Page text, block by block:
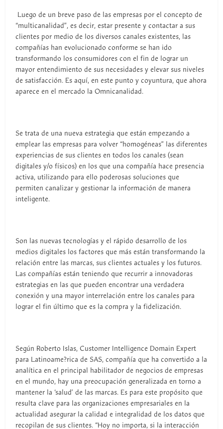
Luego de un breve paso de las empresas por el concepto de
“multicanalidad”, es decir, estar presente y contactar a sus
clientes por medio de los diversos canales existentes, las
compañías han evolucionado conforme se han ido
transformando los consumidores con el fin de lograr un
mayor entendimiento de sus necesidades y elevar sus niveles
de satisfacción. Es aquí, en este punto y coyuntura, que ahora
aparece en el mercado la Omnicanalidad.
Se trata de una nueva estrategia que están empezando a
emplear las empresas para volver “homogéneas” las diferentes
experiencias de sus clientes en todos los canales (sean
digitales y/o físicos) en los que una compañía hace presencia
activa, utilizando para ello poderosas soluciones que
permiten canalizar y gestionar la información de manera
inteligente.
Son las nuevas tecnologías y el rápido desarrollo de los
medios digitales los factores que más están transformando la
relación entre las marcas, sus clientes actuales y los futuros.
Las compañías están teniendo que recurrir a innovadoras
estrategias en las que pueden encontrar una verdadera
conexión y una mayor interrelación entre los canales para
lograr el fin último que es la compra y la fidelización.
Según Roberto Islas, Customer Intelligence Domain Expert
para Latinoame?rica de SAS, compañía que ha convertido a la
analítica en el principal habilitador de negocios de empresas
en el mundo, hay una preocupación generalizada en torno a
mantener la ‘salud’ de las marcas. Es para este propósito que
resulta clave para las organizaciones empresariales en la
actualidad asegurar la calidad e integralidad de los datos que
recopilan de sus clientes. “Hoy no importa, si la interacción